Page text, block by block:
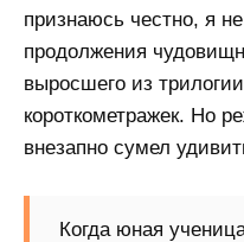
признаюсь честно, я
продолжения
выросшего из
короткометражек. Но
внезапно сумел
Когда юная